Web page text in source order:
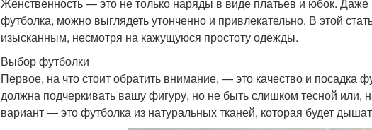
футболка, можно выглядеть утонченно и привлекательно. В этой
изысканным, несмотря на кажущуюся простоту одежды.
Выбор футболки
Первое, на что стоит обратить внимание, — это качество и посадка
должна подчеркивать вашу фигуру, но не быть слишком тесной
вариант — это футболка из натуральных тканей, которая будет